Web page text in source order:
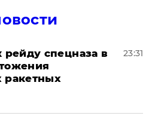
рейду спецназа в
ракетных
23:31